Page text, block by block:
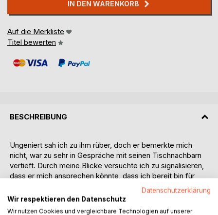
IN DEN WARENKORB
Auf die Merkliste
Titel bewerten
BESCHREIBUNG
Ungeniert sah ich zu ihm rüber, doch er bemerkte mich
nicht, war zu sehr in Gespräche mit seinen Tischnachbarn
vertieft. Durch meine Blicke versuchte ich zu signalisieren,
dass er mich ansprechen könnte, dass ich bereit bin für
jede Art der Eroberung, doch er würdigte mich keines
Blickes und so trennten sich unbeachtet unsere Wege.
Tage später trafen wir uns wieder. Mein Herz raste und
Datenschutzerklärung
Wir respektieren den Datenschutz
Wir nutzen Cookies und vergleichbare Technologien auf unserer